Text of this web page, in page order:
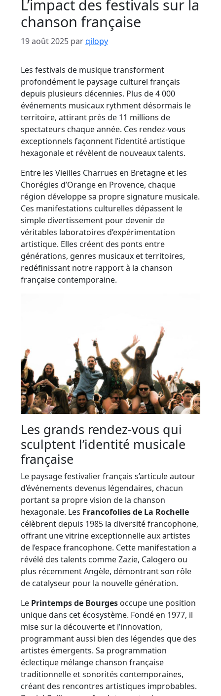
L’impact des festivals sur la
chanson française
19 août 2025 parqilopy
Les festivals de musique transforment
profondément le paysage culturel français
depuis plusieurs décennies. Plus de 4 000
événements musicaux rythment désormais le
territoire, attirant près de 11 millions de
spectateurs chaque année. Ces rendez-vous
exceptionnels façonnent l’identité artistique
hexagonale et révèlent de nouveaux talents.
Entre les Vieilles Charrues en Bretagne et les
Chorégies d’Orange en Provence, chaque
région développe sa propre signature musicale.
Ces manifestations culturelles dépassent le
simple divertissement pour devenir de
véritables laboratoires d’expérimentation
artistique. Elles créent des ponts entre
générations, genres musicaux et territoires,
redéfinissant notre rapport à la chanson
française contemporaine.
Les grands rendez-vous qui
sculptent l’identité musicale
française
Le paysage festivalier français s’articule autour
d’événements devenus légendaires, chacun
portant sa propre vision de la chanson
hexagonale. Les Francofolies de La Rochelle
célèbrent depuis 1985 la diversité francophone,
offrant une vitrine exceptionnelle aux artistes
de l’espace francophone. Cette manifestation a
révélé des talents comme Zazie, Calogero ou
plus récemment Angèle, démontrant son rôle
de catalyseur pour la nouvelle génération.
Le Printemps de Bourges occupe une position
unique dans cet écosystème. Fondé en 1977, il
mise sur la découverte et l’innovation,
programmant aussi bien des légendes que des
artistes émergents. Sa programmation
éclectique mélange chanson française
traditionnelle et sonorités contemporaines,
créant des rencontres artistiques improbables.